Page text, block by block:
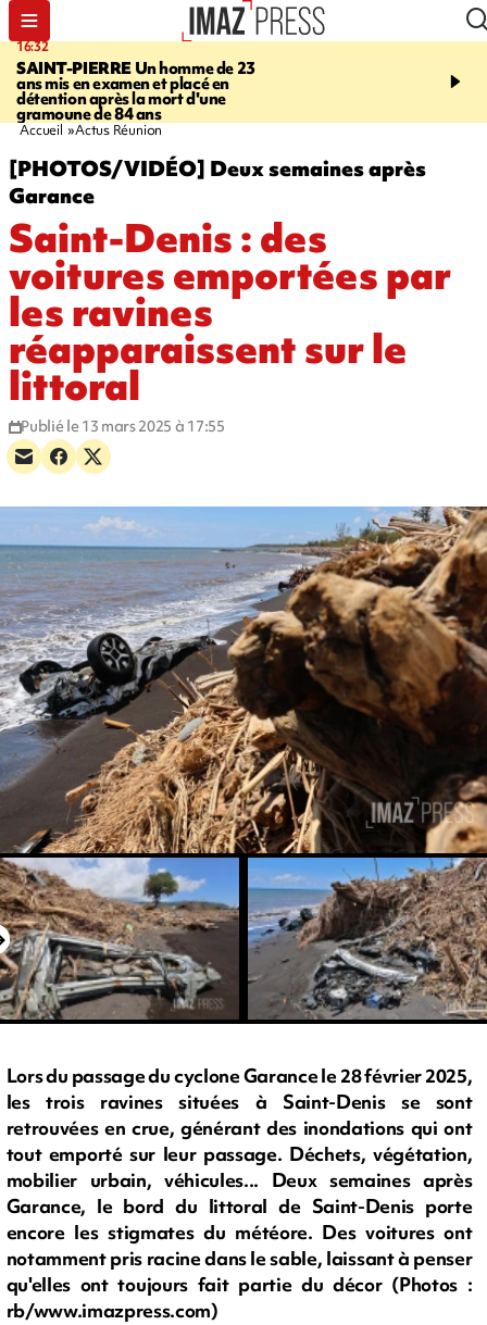
16:32
SAINT-PIERREUn homme de 23
ans mis en examen et placé en
détention après la mort d'une
gramoune de 84 ans
21:08
et Turquie scellent un
Accueil Actus Réunion
[PHOTOS/VIDÉO] Deux semaines après
Garance
Saint-Denis : des
voitures emportées par
les ravines
réapparaissent sur le
littoral
Publié le 13 mars 2025 à 17:55
Lors du passage du cyclone Garance le 28 février 2025,
les trois ravines situées à Saint-Denis se sont
retrouvées en crue, générant des inondations qui ont
tout emporté sur leur passage. Déchets, végétation,
mobilier urbain, véhicules... Deux semaines après
Garance, le bord du littoral de Saint-Denis porte
encore les stigmates du météore. Des voitures ont
notamment pris racine dans le sable, laissant à penser
qu'elles ont toujours fait partie du décor (Photos :
rb/www.imazpress.com)